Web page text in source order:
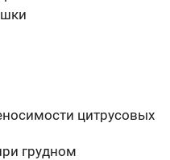
цитрусовых
грудном